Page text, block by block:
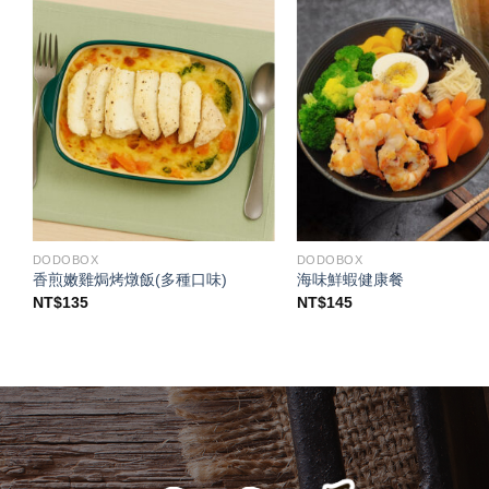
DODOBOX
香煎嫩雞焗烤燉飯(多種口味)
NT$135
DODOBOX
海味鮮蝦健康餐
NT$145